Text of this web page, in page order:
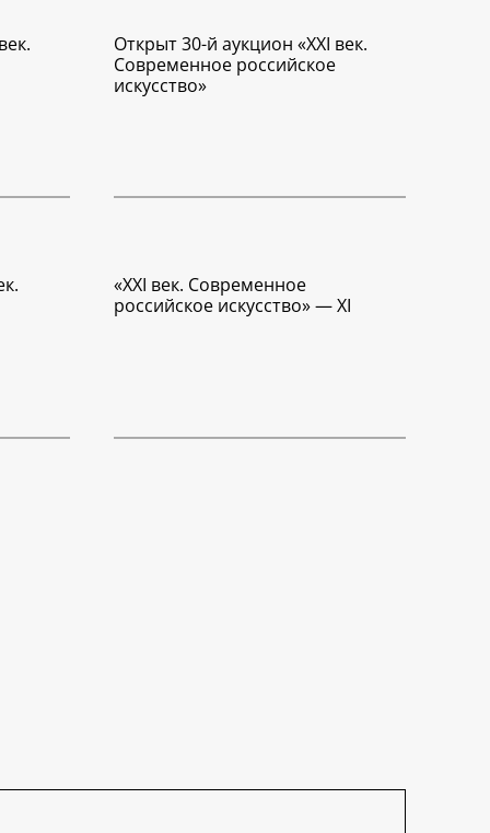
Открыт 30-й аукцион «XXI век.
Современное российское
искусство»
«XXI век. Современное
российское искусство» — XI